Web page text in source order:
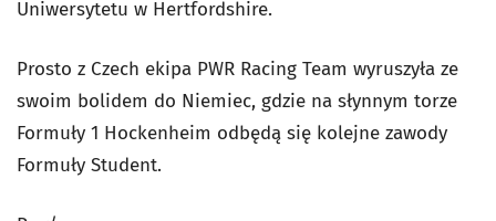
Uniwersytetu w Hertfordshire.
Prosto z Czech ekipa PWR Racing Team wyruszyła ze
swoim bolidem do Niemiec, gdzie na słynnym torze
Formuły 1 Hockenheim odbędą się kolejne zawody
Formuły Student.